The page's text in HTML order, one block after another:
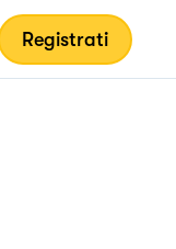
Registrati